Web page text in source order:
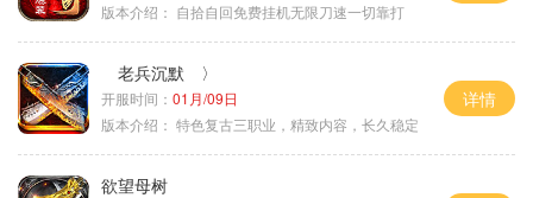
版本介绍： 自拾自回免费挂机无限刀速一切靠打
老兵沉默 〉
开服时间： 01月/09日
版本介绍： 特色复古三职业，精致内容，长久稳定
详情
欲望母树